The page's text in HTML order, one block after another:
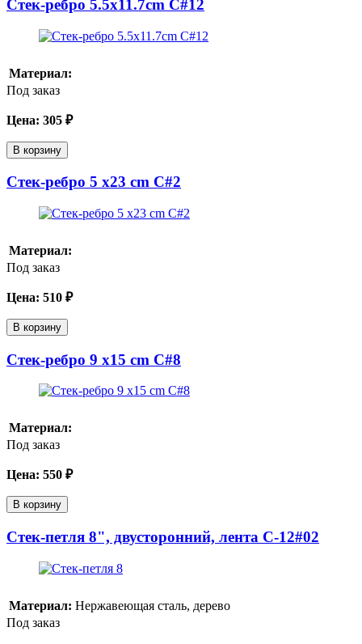
Стек-ребро 5.5x11.7cm C#12
Материал:
Под заказ
Цена: 305 ₽
В корзину
Стек-ребро 5 x23 cm C#2
Материал:
Под заказ
Цена: 510 ₽
В корзину
Стек-ребро 9 x15 cm C#8
Материал:
Под заказ
Цена: 550 ₽
В корзину
Cтек-петля 8", двусторонний, лента C-12#02
Материал: Нержавеющая сталь, дерево
Под заказ